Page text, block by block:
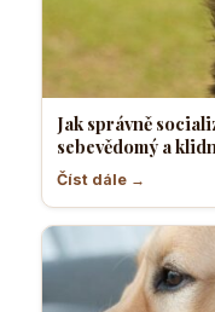
Jak správně
sebevědomý a
Číst dále →